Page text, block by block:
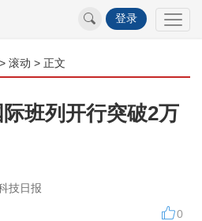
登录
> 滚动 > 正文
班列开行突破2万
技日报
0